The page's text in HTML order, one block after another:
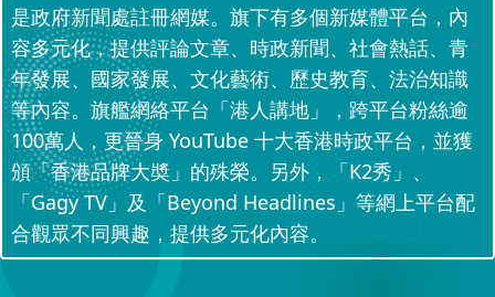
是政府新聞處註冊網媒。旗下有多個新媒體平台，內
容多元化，提供評論文章、時政新聞、社會熱話、青
年發展、國家發展、文化藝術、歷史教育、法治知識
等內容。旗艦網絡平台「港人講地」，跨平台粉絲逾
100萬人，更晉身 YouTube 十大香港時政平台，並獲
頒「香港品牌大奬」的殊榮。另外，「K2秀」、
「Gagy TV」及「Beyond Headlines」等網上平台配
合觀眾不同興趣，提供多元化內容。